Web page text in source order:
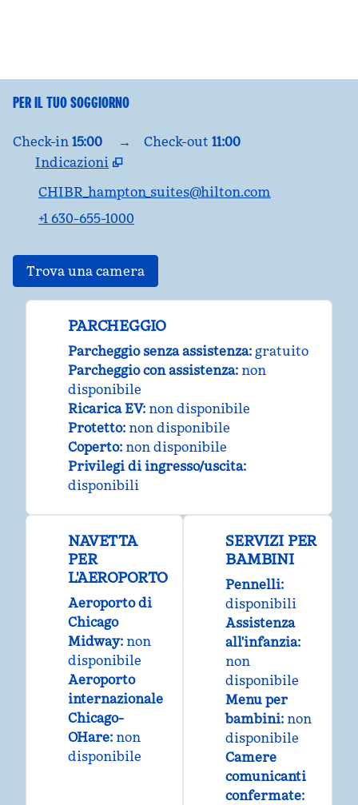
PER IL TUO SOGGIORNO
Check-in 15:00 → Check-out 11:00
Indicazioni
apre una nuova scheda
CHIBR_hampton_suites@hilton.com
+1 630-655-1000
Trova una camera
PARCHEGGIO
Parcheggio senza assistenza: gratuito
Parcheggio con assistenza: non
disponibile
Ricarica EV: non disponibile
Protetto: non disponibile
Coperto: non disponibile
Privilegi di ingresso/uscita:
disponibili
NAVETTA
PER
L'AEROPORTO
Aeroporto di
Chicago
Midway: non
disponibile
Aeroporto
internazionale
Chicago-
OHare: non
disponibile
SERVIZI PER
BAMBINI
Pennelli:
disponibili
Assistenza
all'infanzia:
non
disponibile
Menu per
bambini: non
disponibile
Camere
comunicanti
confermate: